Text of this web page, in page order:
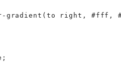
gradient(to right, #fff,